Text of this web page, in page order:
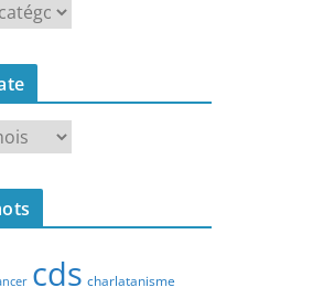
cds charlatanisme